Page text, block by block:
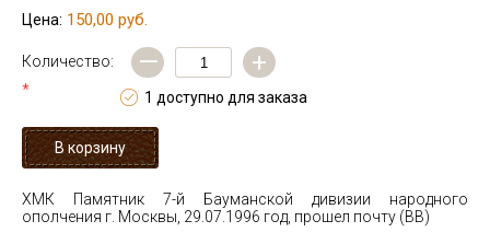
Цена: 150,00 руб.
Количество:
*
— +
1 доступно для заказа
ХМК Памятник 7-й Бауманской дивизии народного
ополчения г. Москвы, 29.07.1996 год, прошел почту (ВВ)